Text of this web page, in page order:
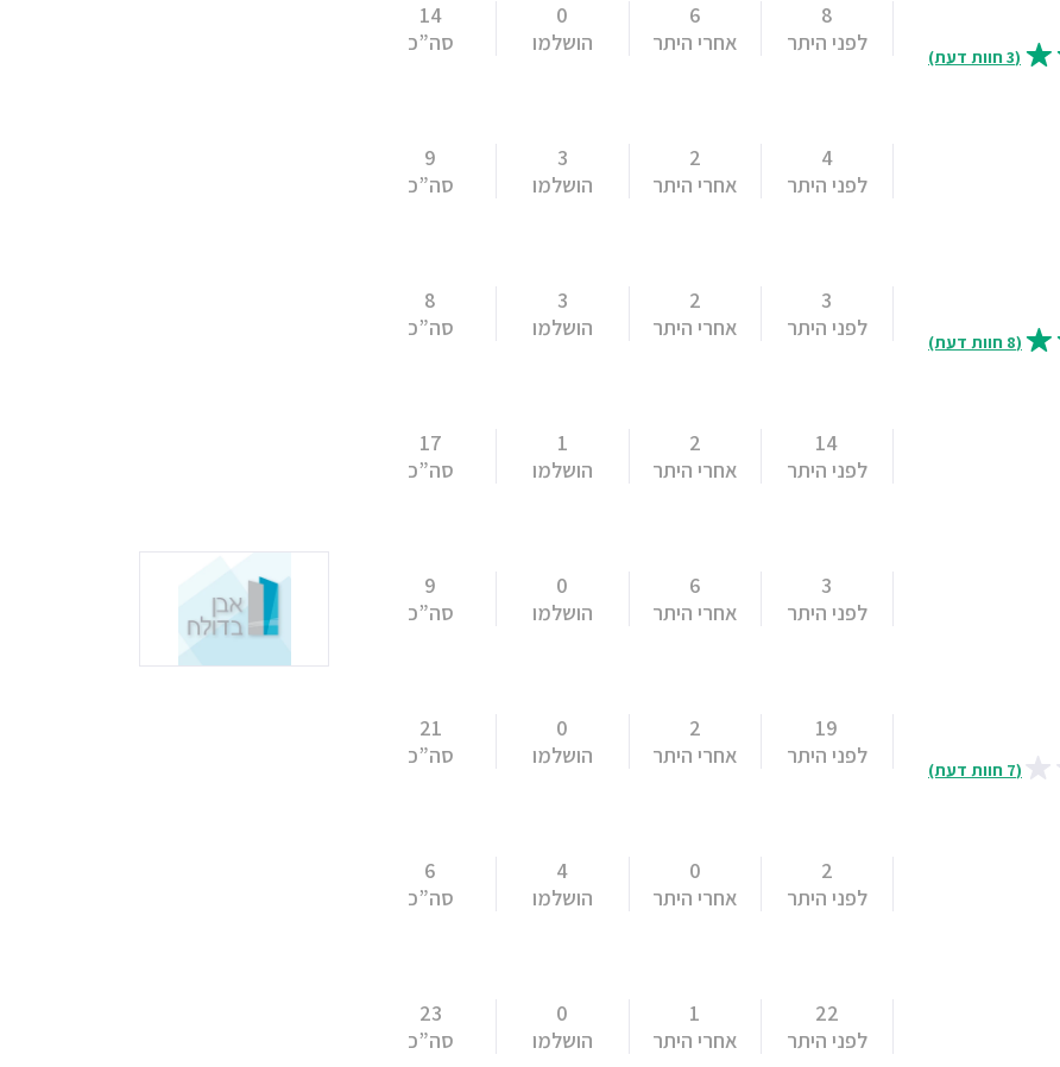
(3 חוות דעת)
8
לפני היתר
6
אחרי היתר
0
הושלמו
14
סה”כ
4
לפני היתר
2
אחרי היתר
3
הושלמו
9
סה”כ
(8 חוות דעת)
3
לפני היתר
2
אחרי היתר
3
הושלמו
8
סה”כ
14
לפני היתר
2
אחרי היתר
1
הושלמו
17
סה”כ
3
לפני היתר
6
אחרי היתר
0
הושלמו
9
סה”כ
(7 חוות דעת)
19
לפני היתר
2
אחרי היתר
0
הושלמו
21
סה”כ
2
לפני היתר
0
אחרי היתר
4
הושלמו
6
סה”כ
22
לפני היתר
1
אחרי היתר
0
הושלמו
23
סה”כ